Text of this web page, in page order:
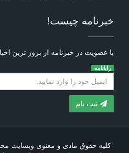
خبرنامه چیست!
با عضویت در خبرنامه از بروز ترین
رایانامه
ثبت نام
کلیه حقوق مادی و معنوی وبسایت